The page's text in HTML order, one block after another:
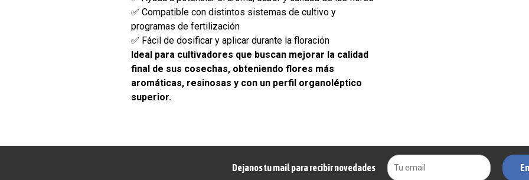
✅ Compatible con distintos sistemas de cultivo y
programas de fertilización
✅ Fácil de dosificar y aplicar durante la floración
Ideal para cultivadores que buscan mejorar la calidad
final de sus cosechas, obteniendo flores más
aromáticas, resinosas y con un perfil organoléptico
superior.
Dejanos tu mail para recibir novedades